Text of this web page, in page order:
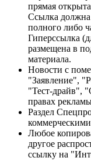
прямая
Ссылка должна
полного либо
Гиперссылка
размещена в
материала.
Новости с
"Заявление",
"Тест-драйв",
правах
Раздел
Любое
другое
ссылку на